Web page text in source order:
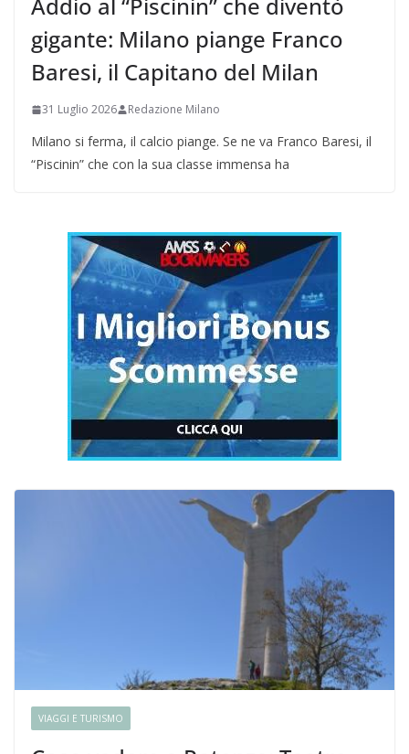
gigante: Milano piange Franco
Baresi, il Capitano del Milan
31 Luglio 2026 Redazione Milano
Milano si ferma, il calcio piange. Se ne va Franco Baresi, il
“Piscinin” che con la sua classe immensa ha
VIAGGI E TURISMO